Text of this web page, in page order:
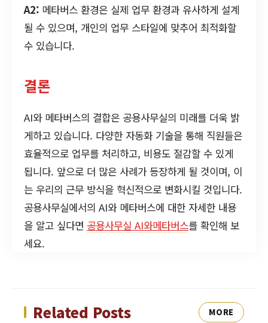
A2: 메타버스 환경은 실제 업무 환경과 유사하게 설계
될 수 있으며, 개인의 업무 스타일에 맞추어 최적화할
수 있습니다.
결론
AI와 메타버스의 결합은 공용사무실의 미래를 더욱 밝
게하고 있습니다. 다양한 자동화 기술을 통해 직원들은
효율적으로 업무를 처리하고, 비용도 절감할 수 있게
됩니다. 앞으로 더 많은 사례가 등장하게 될 것이며, 이
는 우리의 근무 방식을 혁신적으로 변화시킬 것입니다.
공용사무실에서의 AI와 메타버스에 대한 자세한 내용
을 알고 싶다면 공용사무실 AI와메타버스를 확인해 보
세요.
Related Posts MORE